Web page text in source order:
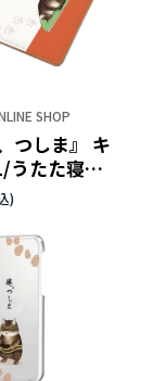
SHOP
つしま』 キ
うたた寝デ